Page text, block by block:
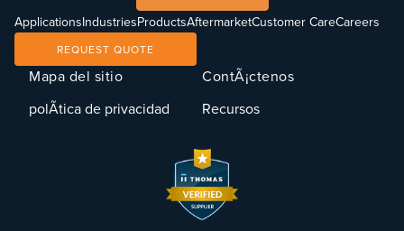
ApplicationsIndustriesProductsAftermarketCustomer CareCareers
REQUEST QUOTE
Mapa del sitio
polÃ­tica de privacidad
ContÃ¡ctenos
Recursos